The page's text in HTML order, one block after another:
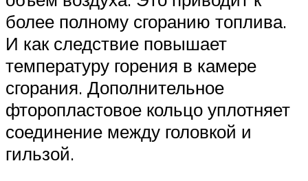
более полному сгоранию топлива.
И как следствие повышает
температуру горения в камере
сгорания. Дополнительное
фторопластовое кольцо уплотняет
соединение между головкой и
гильзой.